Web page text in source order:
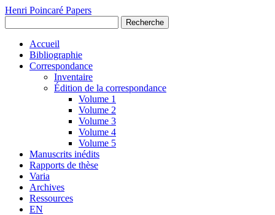
Henri Poincaré Papers
Recherche
Accueil
Bibliographie
Correspondance
Inventaire
Édition de la correspondance
Volume 1
Volume 2
Volume 3
Volume 4
Volume 5
Manuscrits inédits
Rapports de thèse
Varia
Archives
Ressources
EN